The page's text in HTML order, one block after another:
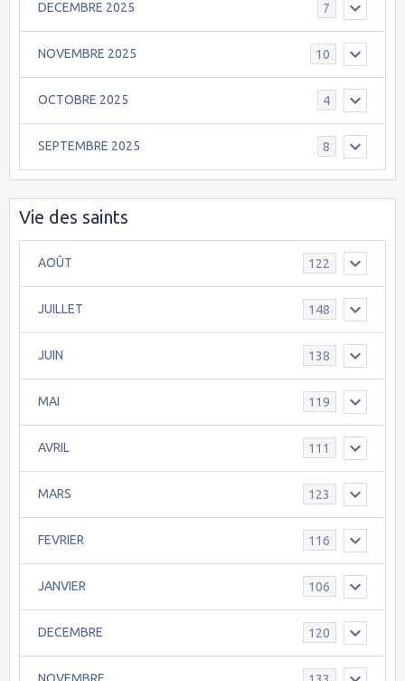
DECEMBRE 2025 7
NOVEMBRE 2025 10
OCTOBRE 2025 4
SEPTEMBRE 2025 8
Vie des saints
AOÛT 122
JUILLET 148
JUIN 138
MAI 119
AVRIL 111
MARS 123
FEVRIER 116
JANVIER 106
DECEMBRE 120